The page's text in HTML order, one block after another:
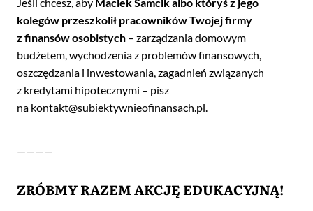
kolegów przeszkolił pracowników Twojej firmy
z finansów osobistych – zarządzania domowym
budżetem, wychodzenia z problemów finansowych,
oszczędzania i inwestowania, zagadnień związanych
z kredytami hipotecznymi – pisz
na kontakt@subiektywnieofinansach.pl.
————
ZRÓBMY RAZEM AKCJĘ EDUKACYJNĄ!